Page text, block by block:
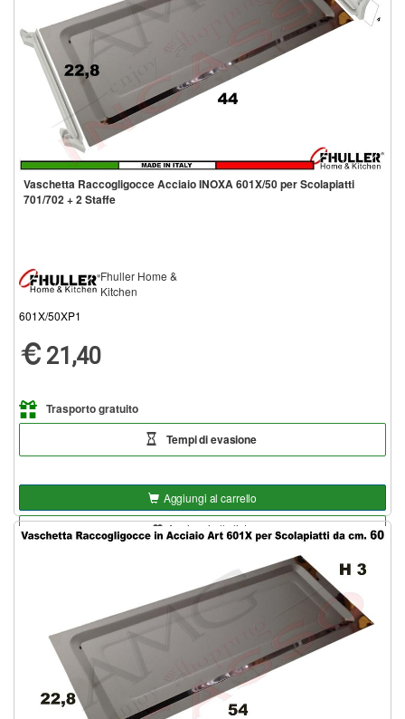
Vaschetta Raccogligocce Acciaio INOXA 601X/50 per Scolapiatti
701/702 + 2 Staffe
Fhuller Home &
Kitchen
601X/50XP1
21,40
Trasporto gratuito
Tempi di evasione
Aggiungi al carrello
Aggiungi alla lista